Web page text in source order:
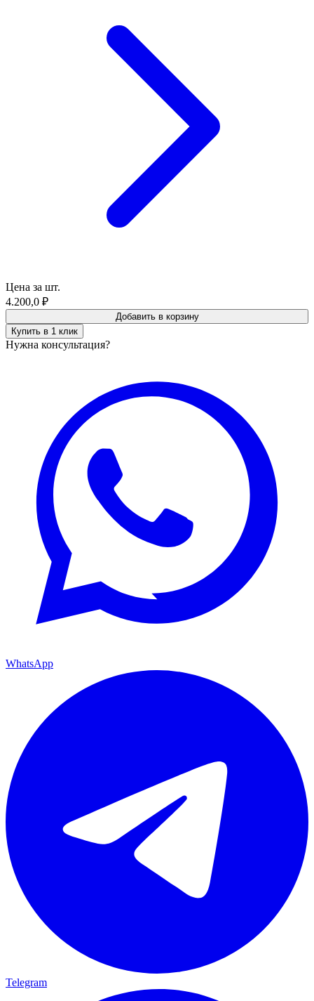
Цена за шт.
4.200,0 ₽
Добавить в корзину
Купить в 1 клик
Нужна консультация?
WhatsApp
Telegram